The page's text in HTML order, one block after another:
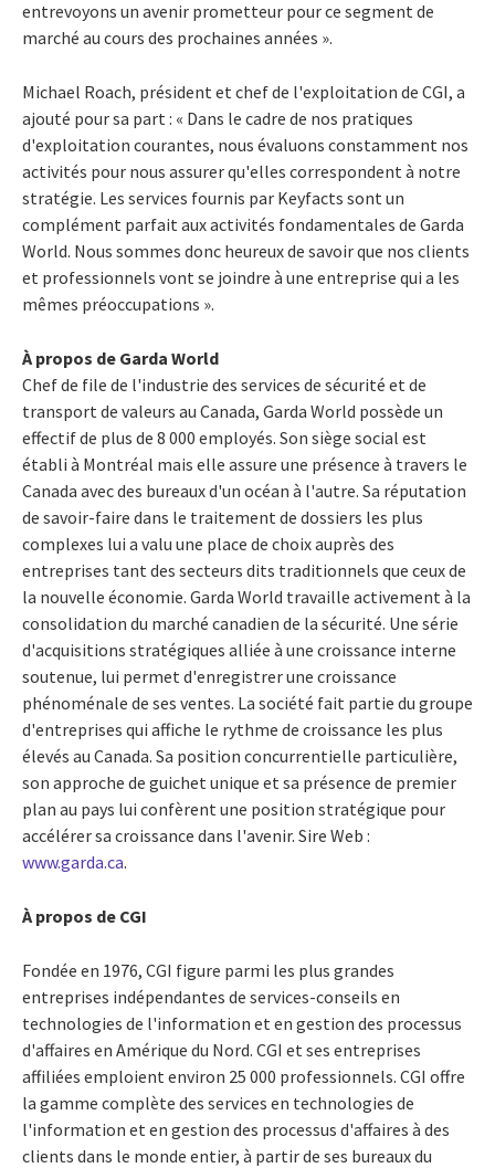
entrevoyons un avenir prometteur pour ce segment de
marché au cours des prochaines années ».
Michael Roach, président et chef de l'exploitation de CGI, a
ajouté pour sa part : « Dans le cadre de nos pratiques
d'exploitation courantes, nous évaluons constamment nos
activités pour nous assurer qu'elles correspondent à notre
stratégie. Les services fournis par Keyfacts sont un
complément parfait aux activités fondamentales de Garda
World. Nous sommes donc heureux de savoir que nos clients
et professionnels vont se joindre à une entreprise qui a les
mêmes préoccupations ».
À propos de Garda World
Chef de file de l'industrie des services de sécurité et de
transport de valeurs au Canada, Garda World possède un
effectif de plus de 8 000 employés. Son siège social est
établi à Montréal mais elle assure une présence à travers le
Canada avec des bureaux d'un océan à l'autre. Sa réputation
de savoir-faire dans le traitement de dossiers les plus
complexes lui a valu une place de choix auprès des
entreprises tant des secteurs dits traditionnels que ceux de
la nouvelle économie. Garda World travaille activement à la
consolidation du marché canadien de la sécurité. Une série
d'acquisitions stratégiques alliée à une croissance interne
soutenue, lui permet d'enregistrer une croissance
phénoménale de ses ventes. La société fait partie du groupe
d'entreprises qui affiche le rythme de croissance les plus
élevés au Canada. Sa position concurrentielle particulière,
son approche de guichet unique et sa présence de premier
plan au pays lui confèrent une position stratégique pour
accélérer sa croissance dans l'avenir. Sire Web :
www.garda.ca.
À propos de CGI
Fondée en 1976, CGI figure parmi les plus grandes
entreprises indépendantes de services-conseils en
technologies de l'information et en gestion des processus
d'affaires en Amérique du Nord. CGI et ses entreprises
affiliées emploient environ 25 000 professionnels. CGI offre
la gamme complète des services en technologies de
l'information et en gestion des processus d'affaires à des
clients dans le monde entier, à partir de ses bureaux du